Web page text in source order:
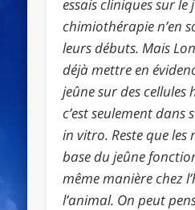
essais cliniques sur le
chimiothérapie n’en
leurs débuts. Mais
déjà mettre en
jeûne sur des cellules
c’est seulement
in vitro. Reste que les
base du jeûne
même manière chez
l’animal. On peut